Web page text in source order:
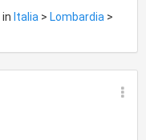
in Italia > Lombardia >